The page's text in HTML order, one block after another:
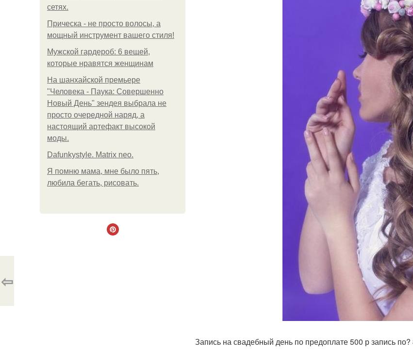
сетях.
Прическа - не просто волосы, а
мощный инструмент вашего стиля!
Мужской гардероб: 6 вещей,
которые нравятся женщинам
На шанхайской премьере
"Человека - Паука: Совершенно
Новый День" зендея выбрала не
просто очередной наряд, а
настоящий артефакт высокой
моды.
Dafunkystyle. Matrix neo.
Я помню мама, мне было пять,
любила бегать, рисовать.
Запись на свадебный день по предоплате 500 р запись
⇦